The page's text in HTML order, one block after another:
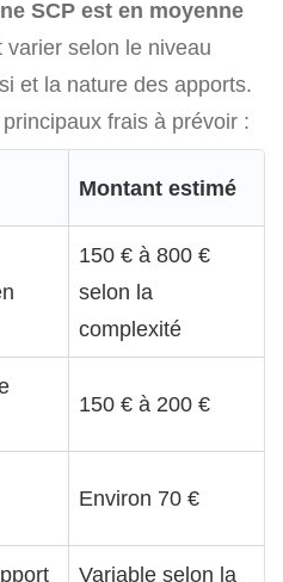
SCP est en moyenne
varier selon le niveau
et la nature des apports.
frais à prévoir :
Montant estimé
150 € à 800 €
selon la
complexité
150 € à 200 €
Environ 70 €
Variable selon la